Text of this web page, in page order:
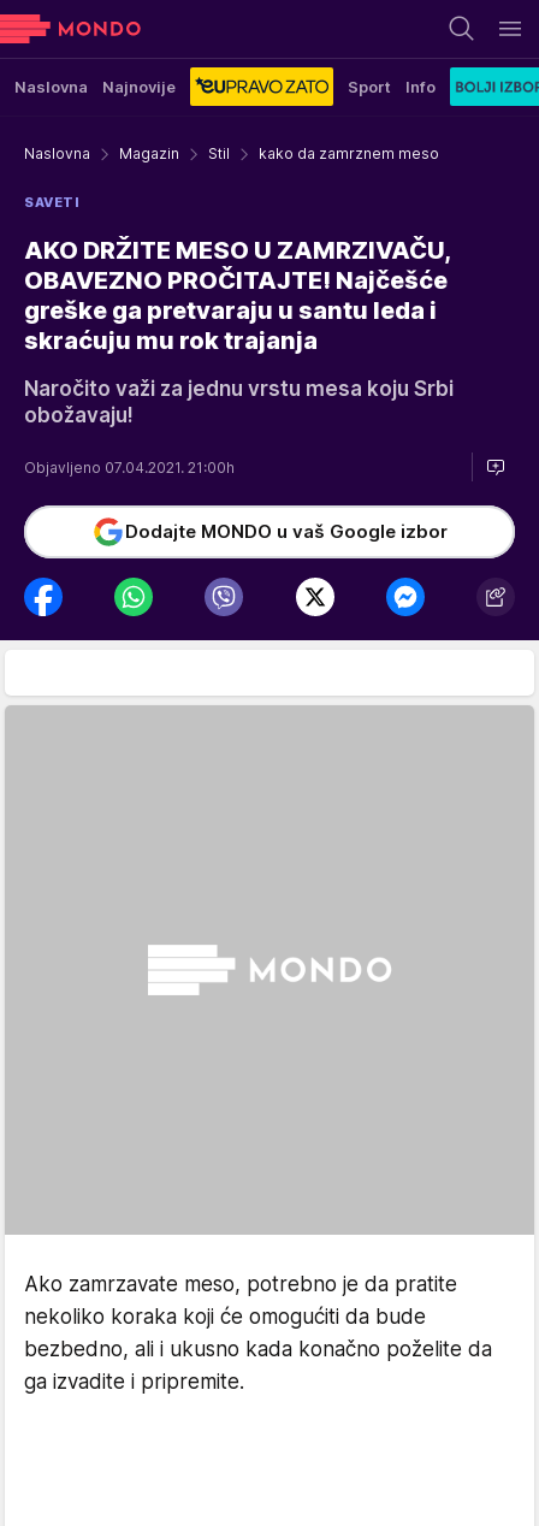
Naslovna Najnovije Sport Info
Naslovna Magazin Stil kako da zamrznem meso
SAVETI
AKO DRŽITE MESO U ZAMRZIVAČU,
OBAVEZNO PROČITAJTE! Najčešće
greške ga pretvaraju u santu leda i
skraćuju mu rok trajanja
Naročito važi za jednu vrstu mesa koju Srbi
obožavaju!
Objavljeno 07.04.2021. 21:00h
Dodajte MONDO u vaš Google izbor
Ako zamrzavate meso, potrebno je da pratite
nekoliko koraka koji će omogućiti da bude
bezbedno, ali i ukusno kada konačno poželite da
ga izvadite i pripremite.